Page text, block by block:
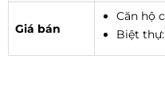
Giá bán
Căn hộ
Biệt